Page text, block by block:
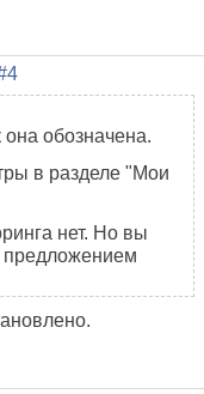
она обозначена.
в разделе "Мои
нет. Но вы
предложением